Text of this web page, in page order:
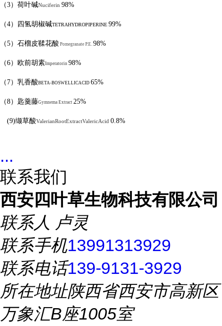
（3）荷叶碱Nuciferin 98%
（4）四氢胡椒碱TETRAHYDROPIPERINE 99%
（5）石榴皮鞣花酸 Pomegranate P.E. 98%
（6）欧前胡素Imperatorin 98%
（ 7）乳香酸BETA-BOSWELLICACID 65%
（8）匙羹藤Gymnema Extract 25%
(9)缬草酸ValerianRootExtractValericAcid 0.8%
...
联系我们
西安四叶草生物科技有限公司
联系人 卢灵
联系手机13991313929
联系电话139-9131-3929
所在地址陕西省西安市高新区
万象汇B座1005室